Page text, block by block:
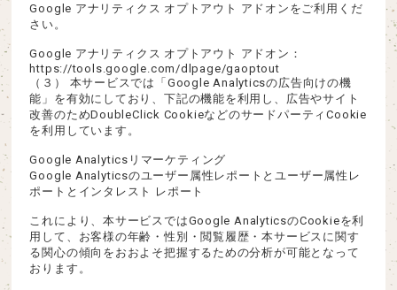
Google アナリティクス オプトアウト アドオンをご利用くだ
さい。
Google アナリティクス オプトアウト アドオン：
https://tools.google.com/dlpage/gaoptout
（３） 本サービスでは「Google Analyticsの広告向けの機
能」を有効にしており、下記の機能を利用し、広告やサイト
改善のためDoubleClick CookieなどのサードパーティCookie
を利用しています。
Google Analyticsリマーケティング
Google Analyticsのユーザー属性レポートとユーザー属性レ
ポートとインタレスト レポート
これにより、本サービスではGoogle AnalyticsのCookieを利
用して、お客様の年齢・性別・閲覧履歴・本サービスに関す
る関心の傾向をおおよそ把握するための分析が可能となって
おります。